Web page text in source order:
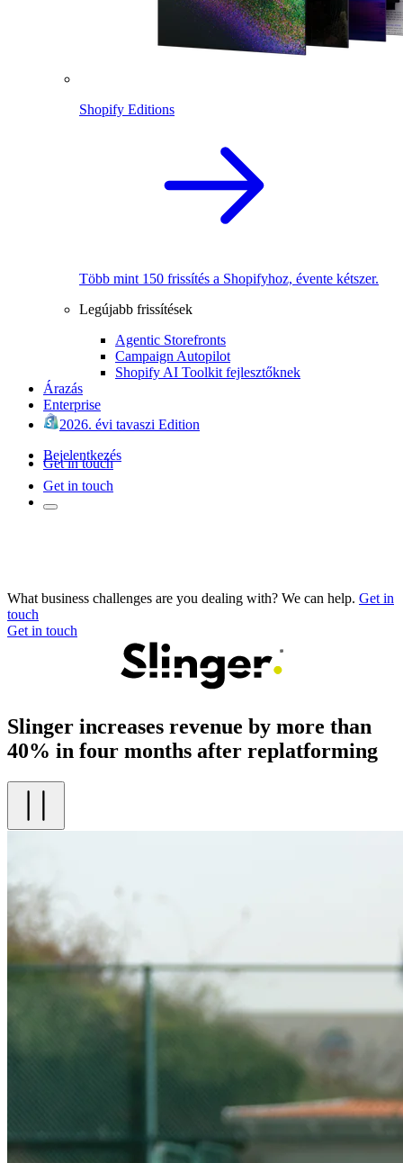
Shopify Editions
Több mint 150 frissítés a Shopifyhoz, évente kétszer.
Legújabb frissítések
Agentic Storefronts
Campaign Autopilot
Shopify AI Toolkit fejlesztőknek
Árazás
Enterprise
2026. évi tavaszi Edition
Bejelentkezés
Get in touch
Get in touch
What business challenges are you dealing with? We can help. Get in
touch
Get in touch
Slinger increases revenue by more than
40% in four months after replatforming